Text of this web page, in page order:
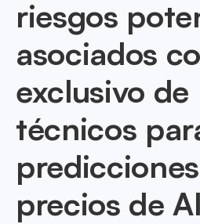
riesgos
asociados
exclusivo
técnicos
precios de